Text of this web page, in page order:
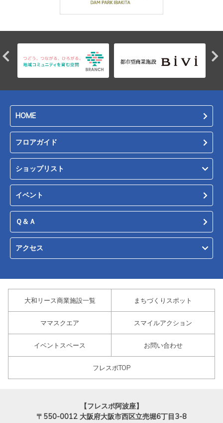
HOME
フロアガイド
ショップリスト
イベント
Ｑ＆Ａ
アクセス
大和リース商業施設一覧 まちづくりスポット
ママスクエア スマイルアクション
イベントスペース お問い合わせ
フレスポTOP
【フレスポ阿波座】
〒550-0012 大阪府大阪市西区立売堀6丁目3-8